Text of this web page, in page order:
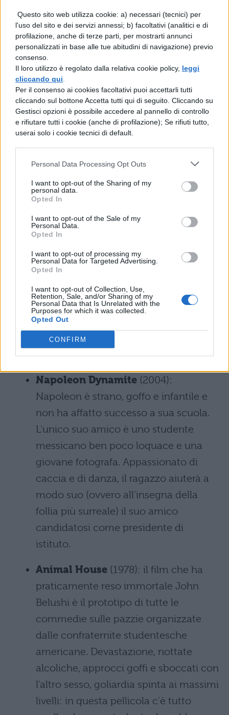
Questo sito web utilizza cookie: a) necessari (tecnici) per
l'uso del sito e dei servizi annessi; b) facoltativi (analitici e di
profilazione, anche di terze parti, per mostrarti annunci
personalizzati in base alle tue abitudini di navigazione) previo
consenso.
Il loro utilizzo è regolato dalla relativa cookie policy, leggi
cliccando qui
Per il consenso ai cookies facoltativi puoi accettarli tutti
cliccando sul bottone Accetta tutti qui di seguito. Cliccando su
Gestisci opzioni è possibile accedere al pannello di controllo
e rifiutare tutti i cookie (anche di profilazione); Se rifiuti tutto,
userai solo i cookie tecnici di default.
Personal Data Processing Opt Outs
I want to opt-out of the Sharing of my
personal data.
Opted In
I want to opt-out of the Sale of my
Personal Data.
Opted In
I want to opt-out of processing my
Personal Data for Targeted Advertising.
Opted In
I want to opt-out of Collection, Use,
Retention, Sale, and/or Sharing of my
Personal Data that Is Unrelated with the
Purposes for which it was collected.
Opted Out
CONFIRM
Anderson non era ancora l'autore che
conoscevamo c'era Rushmore, un film
in cui il giovane Jason Schwartzmann
interpretava uno studente ben poco
interessato allo studio e molto distratto
da uno strano triangolo sentimentale
che instaura con una maestra
elementare e un anziano mentore-
rivale (il grande Bill Murray).
ragazzi molto diversi tra loro vengono
messi in punizione, e quindi costretti a
trascorrere un intero pomeriggio
insieme per scrivere un tema riguardo
alla propria identità e alle aspettative
per il futuro. I cinque, molto
disinteressati al compito, nonostante
appartengano a “tipologie sociali”
molto differenti scopriranno di avere
tante cose in comune, potendosi
aiutare a vicenda.
Napoleon Dynamite (2004):
Napoleon è strano, goffo e infantile e
non ha affatto successo a sua scuola.
L'unico suo amico è uno studente
messicano ben poco loquace e una
giovane fotografa. Appassionato di
caccia e di danza, il ragazzo aiuterà a
modo suo (ovvero all'insegna della
follia più surreale) il suo amico
candidatosi come presidente di
istituto.
Animal House (1978): il film che ha
praticamente reso immortale John
Belushi è il prototipo di tutte le
commedie sulle pazzie organizzate
dalle confraternite studentesche
americane. Devastazione, nottate
alcoliche, approcci goffi e sboccati con
l'altro sesso, goliardia spinta ai massimi
livelli: in questa pellicola c'è tutto